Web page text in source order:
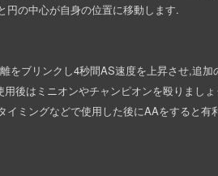
円の中心が自身の位置に移動します.
をブリンクし4秒間AS速度を上昇させ,追
後はミニオンやチャンピオンを殴りましょ
イミングなどで使用した後にAAをすると